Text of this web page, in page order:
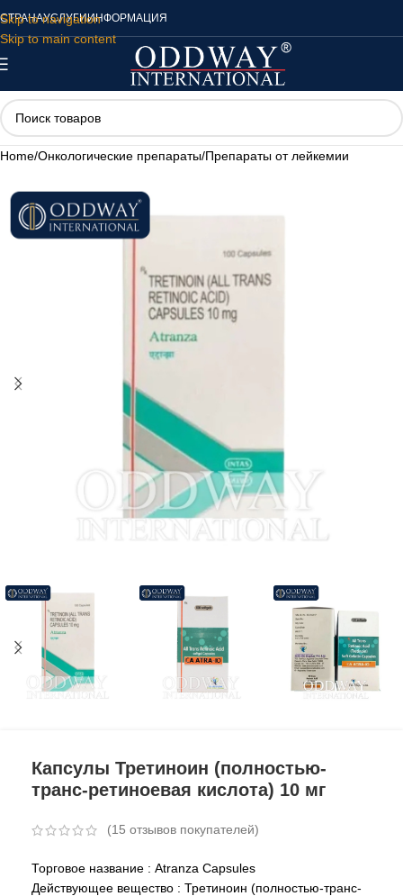
Skip to navigation
Skip to main content
СТРАНАУСЛУГИИНФОРМАЦИЯ
Home/Онкологические препараты/Препараты от лейкемии
Капсулы Третиноин (полностью-
транс-ретиноевая кислота) 10 мг
(15 отзывов покупателей)
Торговое название : Atranza Capsules
Действующее вещество : Третиноин (полностью-транс-